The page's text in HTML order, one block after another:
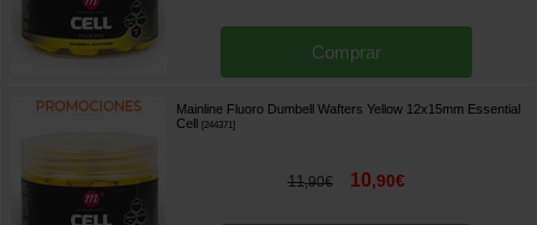
Comprar
Mainline Fluoro Dumbell Wafters Yellow 12x15mm Essential
Cell [244371]
11,90€ 10,90€